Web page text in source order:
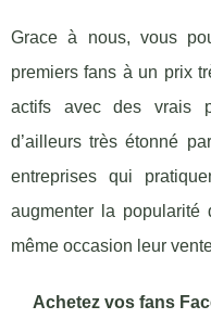
Grace à nous, vous
premiers fans à un prix
actifs avec des vrais
d’ailleurs très étonné
entreprises qui
augmenter la
même occasion leur
Achetez vos fans